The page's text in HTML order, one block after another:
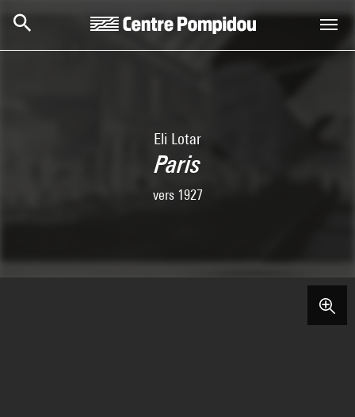
Eli Lotar
Paris
vers 1927